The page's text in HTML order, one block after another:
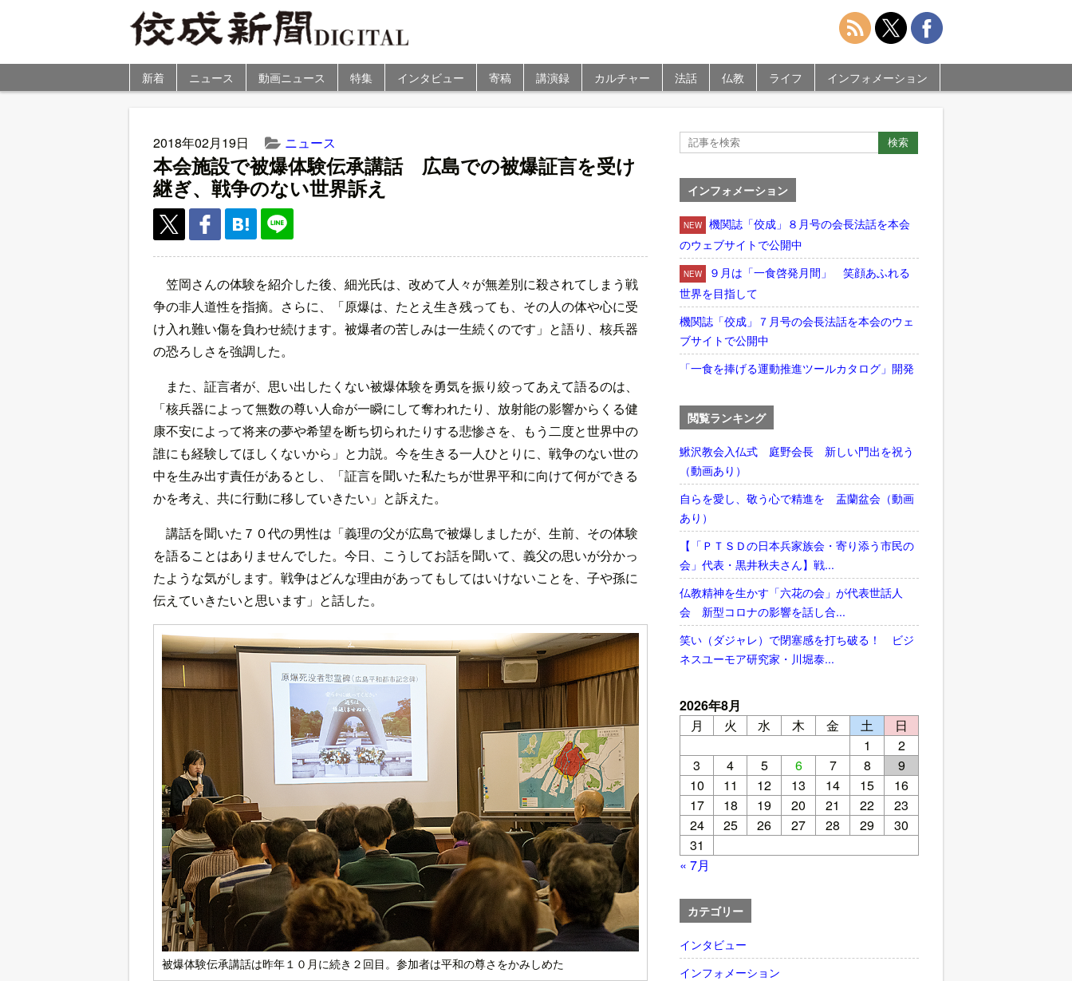
新着 ニュース 動画ニュース 特集 インタビュー 寄稿 講演録 カルチャー 法話 仏教 ライフ インフォメーション
2018年02月19日 ニュース
本会施設で被爆体験伝承講話 広島での被爆証言を受け
継ぎ、戦争のない世界訴え
笠岡さんの体験を紹介した後、細光氏は、改めて人々が無差別に殺されてしまう戦
争の非人道性を指摘。さらに、「原爆は、たとえ生き残っても、その人の体や心に受
け入れ難い傷を負わせ続けます。被爆者の苦しみは一生続くのです」と語り、核兵器
の恐ろしさを強調した。
また、証言者が、思い出したくない被爆体験を勇気を振り絞ってあえて語るのは、
「核兵器によって無数の尊い人命が一瞬にして奪われたり、放射能の影響からくる健
康不安によって将来の夢や希望を断ち切られたりする悲惨さを、もう二度と世界中の
誰にも経験してほしくないから」と力説。今を生きる一人ひとりに、戦争のない世の
中を生み出す責任があるとし、「証言を聞いた私たちが世界平和に向けて何ができる
かを考え、共に行動に移していきたい」と訴えた。
講話を聞いた７０代の男性は「義理の父が広島で被爆しましたが、生前、その体験
を語ることはありませんでした。今日、こうしてお話を聞いて、義父の思いが分かっ
たような気がします。戦争はどんな理由があってもしてはいけないことを、子や孫に
伝えていきたいと思います」と話した。
被爆体験伝承講話は昨年１０月に続き２回目。参加者は平和の尊さをかみしめた
インフォメーション
NEW
機関誌「佼成」８月号の会長法話を本会
のウェブサイトで公開中
NEW
９月は「一食啓発月間」 笑顔あふれる
世界を目指して
機関誌「佼成」７月号の会長法話を本会のウェ
ブサイトで公開中
「一食を捧げる運動推進ツールカタログ」開発
閲覧ランキング
鰍沢教会入仏式 庭野会長 新しい門出を祝う
（動画あり）
自らを愛し、敬う心で精進を 盂蘭盆会（動画
あり）
【「ＰＴＳＤの日本兵家族会・寄り添う市民の
会」代表・黒井秋夫さん】戦...
仏教精神を生かす「六花の会」が代表世話人
会 新型コロナの影響を話し合...
笑い（ダジャレ）で閉塞感を打ち破る！ ビジ
ネスユーモア研究家・川堀泰...
2026年8月
月
火 水 木 金 土
日
1
2
3
4 5 6 7 8
9
10
11 12 13 14 15
16
17
18 19 20 21 22
23
24
25 26 27 28 29
30
31
« 7月
カテゴリー
インタビュー
インフォメーション